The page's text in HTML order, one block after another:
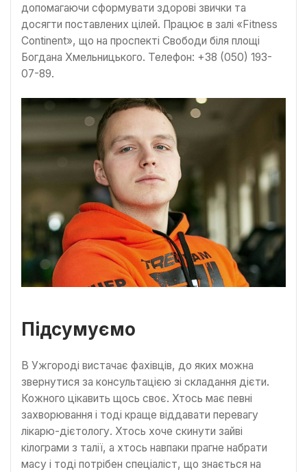
допомагаючи сформувати здорові звички та
досягти поставлених цілей. Працює в залі «Fitness
Continent», що на проспекті Свободи біля площі
Богдана Хмельницького. Телефон: +38 (050) 193-
07-89.
Підсумуємо
В Ужгороді вистачає фахівців, до яких можна
звернутися за консультацією зі складання дієти.
Кожного цікавить щось своє. Хтось має певні
захворювання і тоді краще віддавати перевагу
лікарю-дієтологу. Хтось хоче скинути зайві
кілограми з талії, а хтось навпаки прагне набрати
масу і тоді потрібен спеціаліст, що знається на